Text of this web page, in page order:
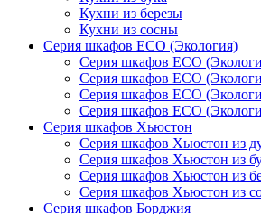
Кухни из березы
Кухни из сосны
Серия шкафов ECO (Экология)
Серия шкафов ECO
Серия шкафов ECO
Серия шкафов ECO
Серия шкафов ECO
Серия шкафов Хьюстон
Серия шкафов Хьюстон из
Серия шкафов Хьюстон из
Серия шкафов Хьюстон из
Серия шкафов Хьюстон из
Серия шкафов Борджия